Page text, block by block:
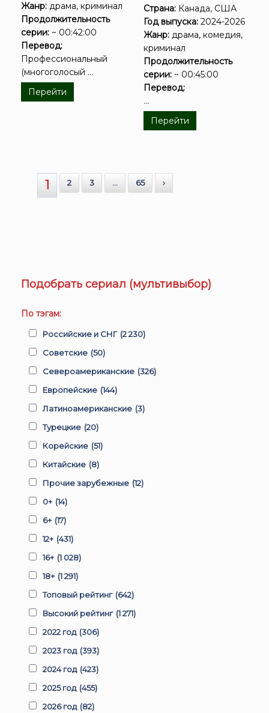
Жанр: драма, криминал
Продолжительность
серии: ~ 00:42:00
Перевод:
Профессиональный
(многоголосый ...
Перейти
Страна: Канада, США
Год выпуска: 2024-2026
Жанр: драма, комедия,
криминал
Продолжительность
серии: ~ 00:45:00
Перевод:
...
Перейти
1 2 3 … 65 ›
Подобрать сериал (мультивыбор)
По тэгам:
Российские и СНГ (2 230)
Советские (50)
Североамериканские (326)
Европейские (144)
Латиноамериканские (3)
Турецкие (20)
Корейские (51)
Китайские (8)
Прочие зарубежные (12)
0+ (14)
6+ (17)
12+ (431)
16+ (1 028)
18+ (1 291)
Топовый рейтинг (642)
Высокий рейтинг (1 271)
2022 год (306)
2023 год (393)
2024 год (423)
2025 год (455)
2026 год (82)